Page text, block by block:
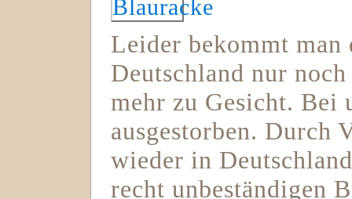
Leider bekommt
Deutschland nur
mehr zu Gesicht. Bei
ausgestorben. Durch
wieder in
recht unbeständigen